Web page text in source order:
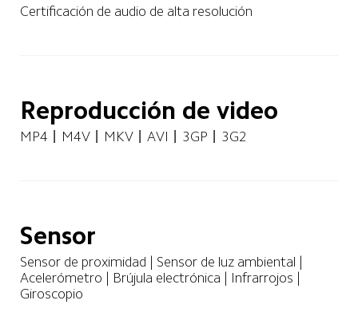
Certificación de audio de alta resolución
Reproducción de video
MP4丨M4V丨MKV丨AVI丨3GP丨3G2
Sensor
Sensor de proximidad | Sensor de luz ambiental |
Acelerómetro | Brújula electrónica | Infrarrojos |
Giroscopio